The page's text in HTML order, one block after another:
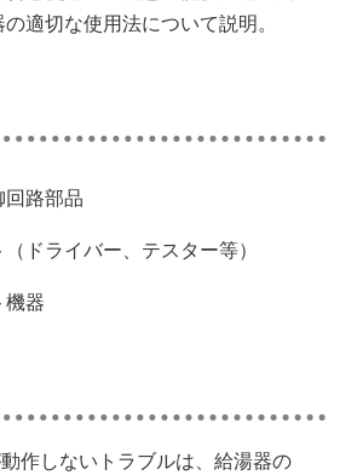
適切な使用法について説明。
回路部品
ドライバー、テスター等）
機器
作しないトラブルは、給湯器の